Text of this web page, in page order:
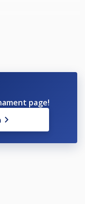
og i samme etasje i ett
som ligger kun et
og være
er 400 kr for
Ungdom, studenter og
kontonummer etter
page!